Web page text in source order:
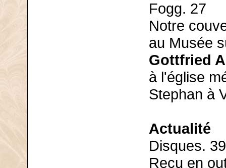
Fogg. 27
Notre
au Musée
Gottfried
à l'église
Stephan à
Actualité
Disques. 39
Reçu en